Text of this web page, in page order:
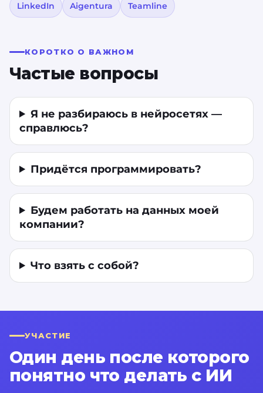
LinkedIn Aigentura Teamline
КОРОТКО О ВАЖНОМ
Частые вопросы
Я не разбираюсь в нейросетях —
справлюсь?
Придётся программировать?
Будем работать на данных моей
компании?
Что взять с собой?
УЧАСТИЕ
Один день после которого
понятно что делать с ИИ